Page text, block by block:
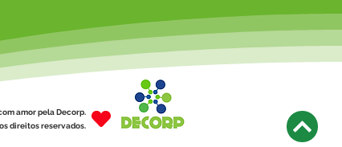
amor pela Decorp.
direitos reservados.